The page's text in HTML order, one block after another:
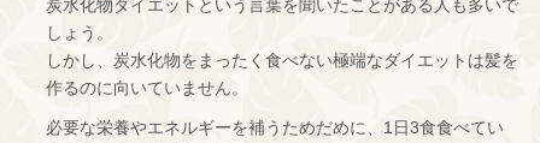
炭水化物ダイエットという言葉を聞いたことがある人も多いで
しょう。
しかし、炭水化物をまったく食べない極端なダイエットは髪を
作るのに向いていません。
必要な栄養やエネルギーを補うためだめに、1日3食食べてい